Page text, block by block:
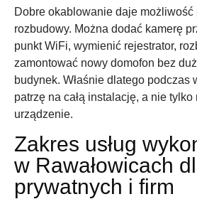
Dobre okablowanie daje możliwość
rozbudowy. Można dodać kamerę
punkt WiFi, wymienić rejestrator,
zamontować nowy domofon bez
budynek. Właśnie dlatego podczas
patrzę na całą instalację, a nie
urządzenie.
Zakres usług
w Rawałowicach
prywatnych i firm